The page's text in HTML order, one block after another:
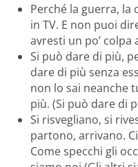
Perché la guerra, la
in TV. E non puoi
avresti un po’ colpa
Si può dare di più,
dare di più senza
non lo sai neanche
più. (Si può dare di
Si risvegliano, si
partono, arrivano.
Come specchi gli